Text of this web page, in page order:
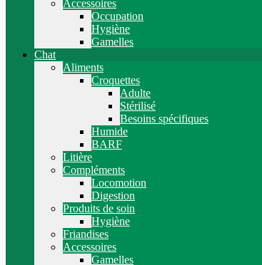
Accessoires
Occupation
Hygiène
Gamelles
Chat
Aliments
Croquettes
Adulte
Stérilisé
Besoins spécifiques
Humide
BARF
Litière
Compléments
Locomotion
Digestion
Produits de soin
Hygiène
Friandises
Accessoires
Gamelles